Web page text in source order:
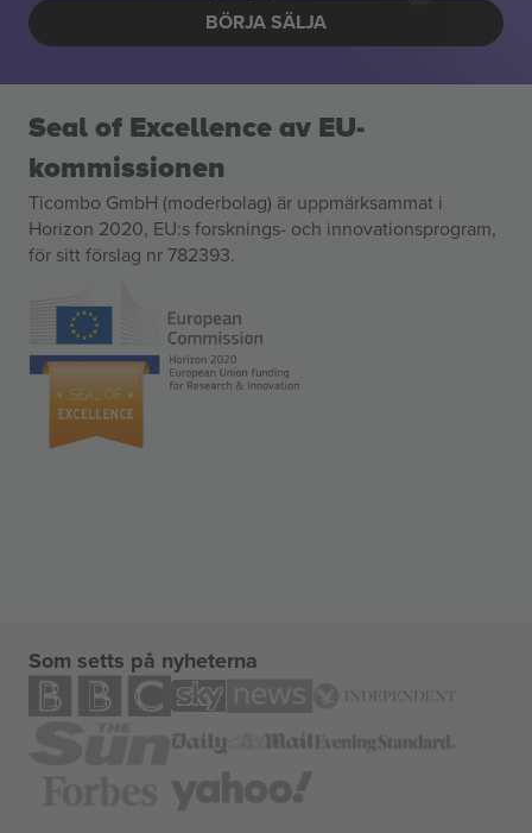
BÖRJA SÄLJA
Seal of Excellence av EU-
kommissionen
Ticombo GmbH (moderbolag) är uppmärksammat i
Horizon 2020, EU:s forsknings- och innovationsprogram,
för sitt förslag nr 782393.
Som setts på nyheterna